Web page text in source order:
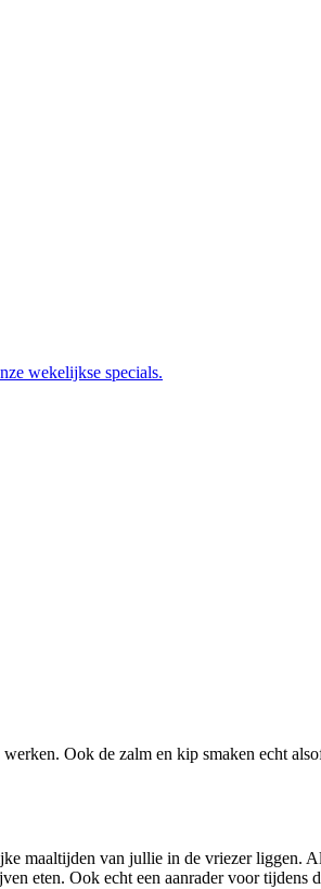
wekelijkse specials.
Ook de zalm en kip smaken echt
maaltijden van jullie in de vriezer liggen.
eten. Ook echt een aanrader voor tijdens